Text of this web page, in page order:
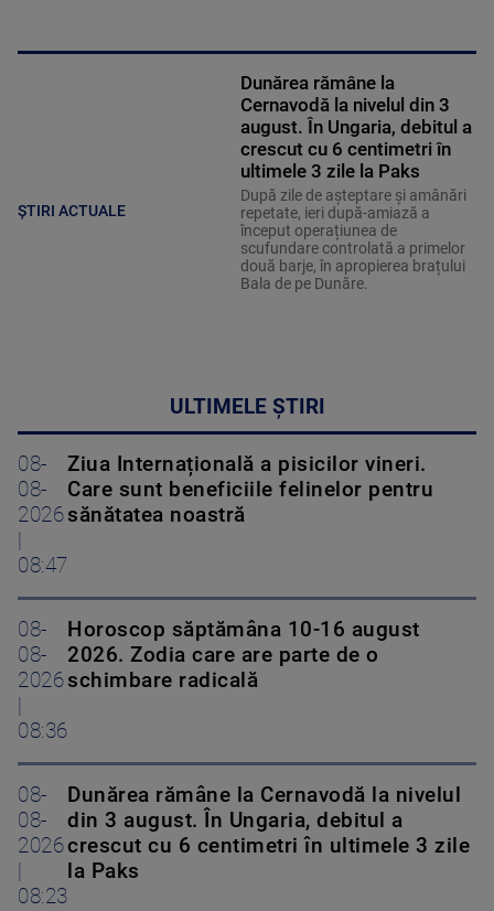
ȘTIRI ACTUALE
Dunărea rămâne la
Cernavodă la nivelul din 3
august. În Ungaria, debitul a
crescut cu 6 centimetri în
ultimele 3 zile la Paks
După zile de așteptare și amânări
repetate, ieri după-amiază a
început operațiunea de
scufundare controlată a primelor
două barje, în apropierea brațului
Bala de pe Dunăre.
ULTIMELE ȘTIRI
08-
08-
2026
08:47
Ziua Internațională a pisicilor vineri.
Care sunt beneficiile felinelor pentru
sănătatea noastră
08-
08-
2026
08:36
Horoscop săptămâna 10-16 august
2026. Zodia care are parte de o
schimbare radicală
08-
08-
2026
08:23
Dunărea rămâne la Cernavodă la nivelul
din 3 august. În Ungaria, debitul a
crescut cu 6 centimetri în ultimele 3 zile
la Paks